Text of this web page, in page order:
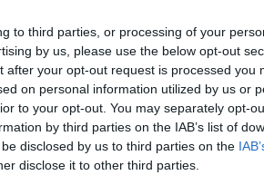
to third parties, or processing of your
by us, please use the below opt-out
after your opt-out request is processed you
on personal information utilized by us or
to your opt-out. You may separately opt-
by third parties on the IAB’s list of
disclosed by us to third parties on the
disclose it to other third parties.
hónap a korkülönbség, és
voltam az anyjuk és
alig emlékszem. Csak
és segítsen, hogy
kicsit nagyobb lett, és
lett, és a világ is
hozzátéve: a férje nem